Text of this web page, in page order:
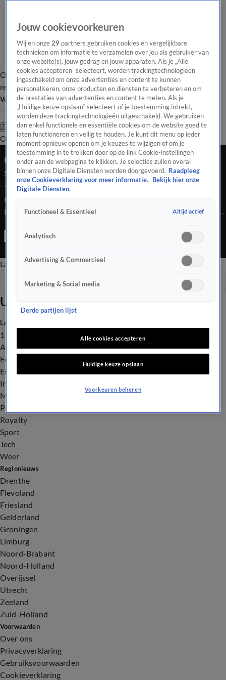
Overzicht Laatste nieuws Regionieuws Het beste van Hart
Tip de
redactie
Volg Hart van Nederland
Zoeken
OverzichtRegioUitzendingenWeerTip de redactiePanelVideo's
Ochtend Editie
Seizoen 2026, aflevering 1675
20 apr, 08:00
Bekijk aflevering 1675 van Hart van Nederland - Ochtend
Editie uit seizoen 2026 hier. Deze aflevering is uitgezonden op
Editie is een Nieuws programma
Late EditieOchtend EditieVroege Editie
Uitzendingen
Seizoen 2026
Laatste nieuws
112
Advies & Tips
Economie
Entertainment
Infrastructuur
Milieu en Gezondheid
Politiek
Royalty
Sport
Tech
Weer
Regionieuws
Drenthe
Flevoland
Friesland
Gelderland
Groningen
Limburg
Noord-Brabant
Noord-Holland
Overijssel
Utrecht
Zeeland
Zuid-Holland
Voorwaarden
Over ons
Privacyverklaring
Gebruiksvoorwaarden
Cookieverklaring
Jouw cookievoorkeuren
Wij en onze29 partners gebruiken cookies en vergelijkbare
technieken om informatie te verzamelen over jou als gebruiker van
onze website(s), jouw gedrag en jouw apparaten. Als je „Alle
cookies accepteren” selecteert, worden trackingtechnologieën
ingeschakeld om onze advertenties en content te kunnen
personaliseren, onze producten en diensten te verbeteren en om
de prestaties van advertenties en content te meten. Als je
„Huidige keuze opslaan” selecteert of je toestemming intrekt,
worden deze trackingtechnologieën uitgeschakeld. We gebruiken
dan enkel functionele en essentiële cookies om de website goed te
laten functioneren en veilig te houden. Je kunt dit menu op ieder
moment opnieuw openen om je keuzes te wijzigen of om je
toestemming in te trekken door op de link Cookie-instellingen
onder aan de webpagina te klikken. Je selecties zullen overal
binnen onze Digitale Diensten worden doorgevoerd. Raadpleeg
onze Cookieverklaring voor meer informatie.
Bekijk hier onze
Digitale Diensten.
Functioneel & Essentieel Altijd actief
Analytisch
Advertising & Commercieel
Marketing & Social media
Derde partijen lijst
Alle cookies accepteren
Huidige keuze opslaan
Voorkeuren beheren